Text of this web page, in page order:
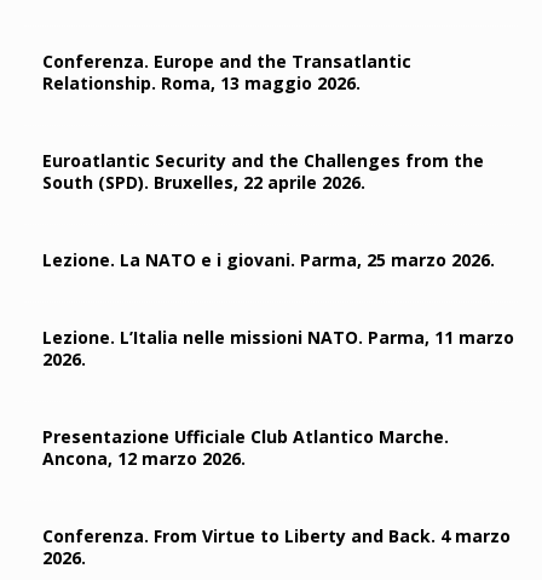
Conferenza. Europe and the Transatlantic
Relationship. Roma, 13 maggio 2026.
Euroatlantic Security and the Challenges from the
South (SPD). Bruxelles, 22 aprile 2026.
Lezione. La NATO e i giovani. Parma, 25 marzo 2026.
Lezione. L’Italia nelle missioni NATO. Parma, 11 marzo
2026.
Presentazione Ufficiale Club Atlantico Marche.
Ancona, 12 marzo 2026.
Conferenza. From Virtue to Liberty and Back. 4 marzo
2026.